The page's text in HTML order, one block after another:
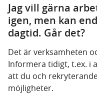
Jag vill gärna
igen, men kan
dagtid. Går det?
Det är verksamheten
Informera tidigt, t.ex. i
att du och
möjligheter.